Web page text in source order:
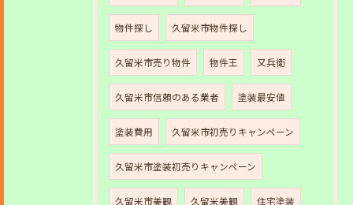
物件探し 久留米市物件探し
久留米市売り物件 物件王 又兵衛
久留米市信頼のある業者 塗装最安値
塗装費用 久留米市初売りキャンペーン
久留米市塗装初売りキャンペーン
久留米市美観 久留米美観 住宅塗装